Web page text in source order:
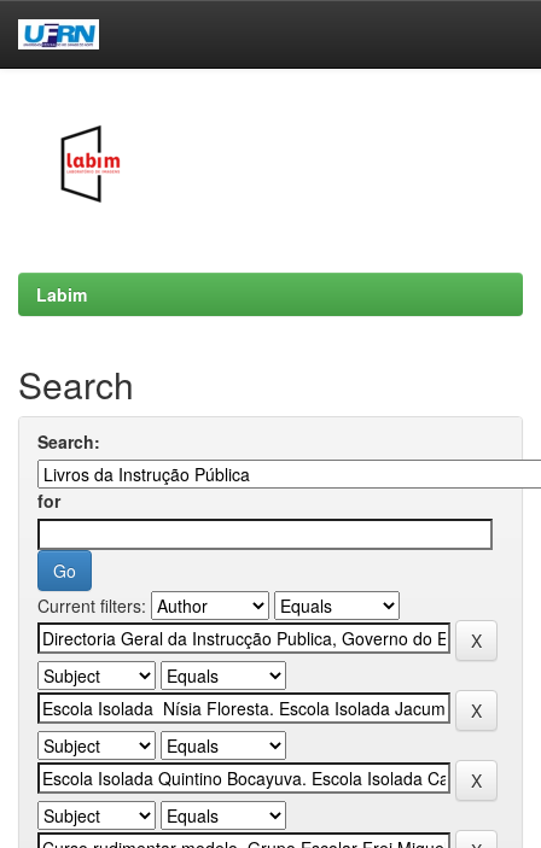
Labim
Search
Search:
for
Current filters: